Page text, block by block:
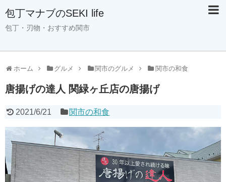
包丁マナブのSEKI life
包丁・刃物・おすすめ関市
ホーム グルメ 関市のグルメ 関市の和食
唐揚げの達人 関緑ヶ丘店の唐揚げ
2021/6/21 関市の和食